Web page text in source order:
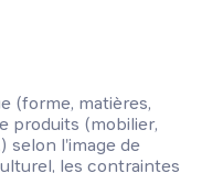
(forme, matières,
produits (mobilier,
selon l'image de
les contraintes